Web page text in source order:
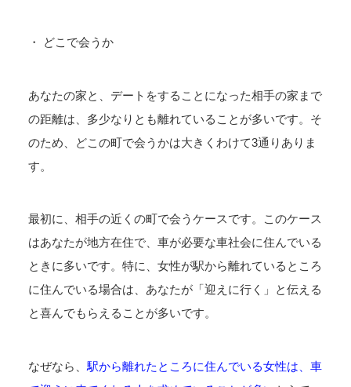
・ どこで会うか
あなたの家と、デートをすることになった相手の家まで
の距離は、多少なりとも離れていることが多いです。そ
のため、どこの町で会うかは大きくわけて3通りありま
す。
最初に、相手の近くの町で会うケースです。このケース
はあなたが地方在住で、車が必要な車社会に住んでいる
ときに多いです。特に、女性が駅から離れているところ
に住んでいる場合は、あなたが「迎えに行く」と伝える
と喜んでもらえることが多いです。
なぜなら、 駅から離れたところに住んでいる女性は、車